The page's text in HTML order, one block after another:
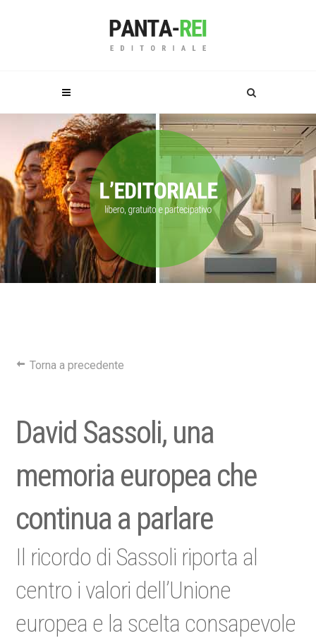
Torna a precedente
David Sassoli, una
memoria europea che
continua a parlare
Il ricordo di Sassoli riporta al
centro i valori dell’Unione
europea e la scelta consapevole